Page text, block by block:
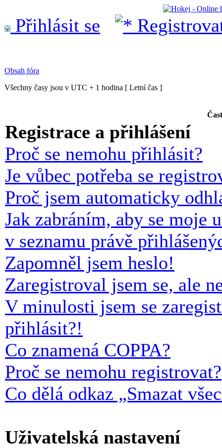
Přihlásit se
Obsah fóra
Všechny časy jsou v UTC + 1 hodina [ Letní čas ]
Registrace a přihlášení
Proč se nemohu přihlásit?
Je vůbec potřeba se
Proč jsem automaticky
Jak zabráním, aby se moje
v seznamu právě
Zapomněl jsem heslo!
Zaregistroval jsem se, ale
V minulosti jsem se
přihlásit?!
Co znamená COPPA?
Proč se nemohu registrovat?
Co dělá odkaz „Smazat
Uživatelská nastavení